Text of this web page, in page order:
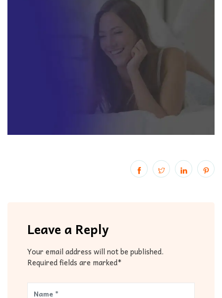
Leave a Reply
Your email address will not be published.
Required fields are marked*